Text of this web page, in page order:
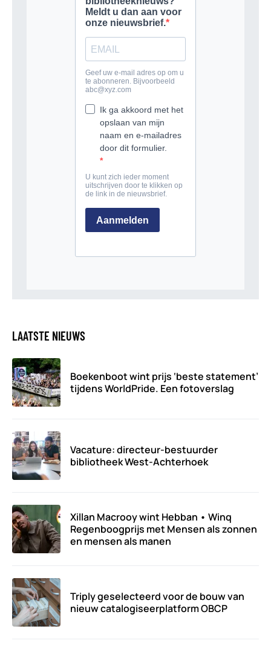
LAATSTE NIEUWS
Boekenboot wint prijs ‘beste statement’
tijdens WorldPride. Een fotoverslag
Vacature: directeur-bestuurder
bibliotheek West-Achterhoek
Xillan Macrooy wint Hebban • Winq
Regenboogprijs met Mensen als zonnen
en mensen als manen
Triply geselecteerd voor de bouw van
nieuw catalogiseerplatform OBCP